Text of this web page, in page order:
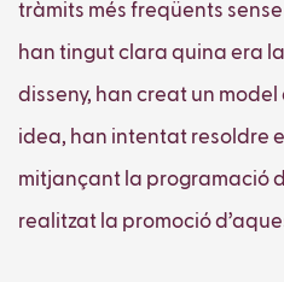
tràmits més freqüents
han tingut clara quina era
disseny, han creat un
idea, han intentat resoldre
mitjançant la programació
realitzat la promoció